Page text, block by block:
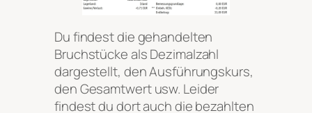
Du findest die gehandelten
Bruchstücke als Dezimalzahl
dargestellt, den Ausführungskurs,
den Gesamtwert usw. Leider
findest du dort auch die bezahlten